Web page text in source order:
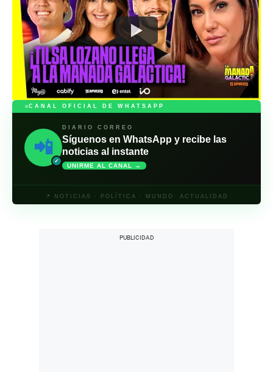
CANAL OFICIAL DE WHATSAPP
📲
✓
DIARIO CORREO
Síguenos en WhatsApp y recibe las
noticias al instante
UNIRME AL CANAL →
📍 NOTICIAS · POLÍTICA · MUNDO· ACTUALIDAD